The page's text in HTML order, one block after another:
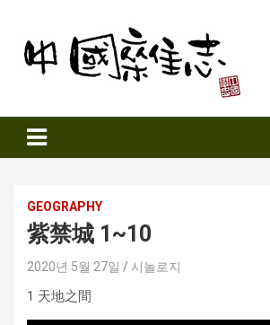
content
Sinozine
GEOGRAPHY
紫禁城 1~10
2020년 5월 27일 시놀로지
1 天地之間